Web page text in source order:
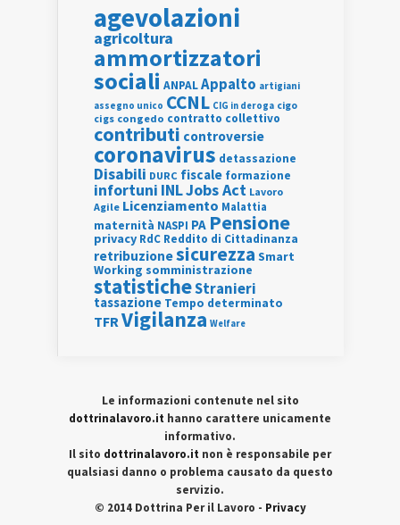
agevolazioni
agricoltura
ammortizzatori
sociali ANPALAppalto artigiani
assegno unico CCNL CIG in deroga cigo
cigs congedo contratto collettivo
contributi controversie
coronavirus detassazione
Disabili DURC fiscale formazione
infortuni INLJobs Act Lavoro
Agile Licenziamento Malattia
maternità NASPI PA Pensione
privacy RdC Reddito di Cittadinanza
retribuzionesicurezza Smart
Working somministrazione
statisticheStranieri
tassazione Tempo determinato
TFRVigilanza Welfare
Le informazioni contenute nel sito
dottrinalavoro.it hanno carattere unicamente
informativo.
Il sito dottrinalavoro.it non è responsabile per
qualsiasi danno o problema causato da questo
servizio.
© 2014 Dottrina Per il Lavoro - Privacy